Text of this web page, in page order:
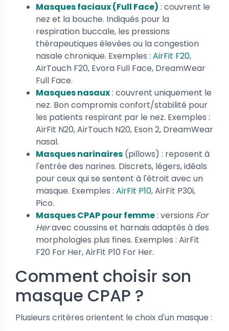
Masques faciaux (Full Face) : couvrent le
nez et la bouche. Indiqués pour la
respiration buccale, les pressions
thérapeutiques élevées ou la congestion
nasale chronique. Exemples : AirFit F20,
AirTouch F20, Evora Full Face, DreamWear
Full Face.
Masques nasaux: couvrent uniquement le
nez. Bon compromis confort/stabilité pour
les patients respirant par le nez. Exemples :
AirFit N20, AirTouch N20, Eson 2, DreamWear
nasal.
Masques narinaires (pillows) : reposent à
l'entrée des narines. Discrets, légers, idéals
pour ceux qui se sentent à l'étroit avec un
masque. Exemples : AirFit P10, AirFit P30i,
Pico.
Masques CPAP pour femme: versions For
Heravec coussins et harnais adaptés à des
morphologies plus fines. Exemples : AirFit
F20 For Her, AirFit P10 For Her.
Comment choisir son
masque CPAP ?
Plusieurs critères orientent le choix d'un masque :